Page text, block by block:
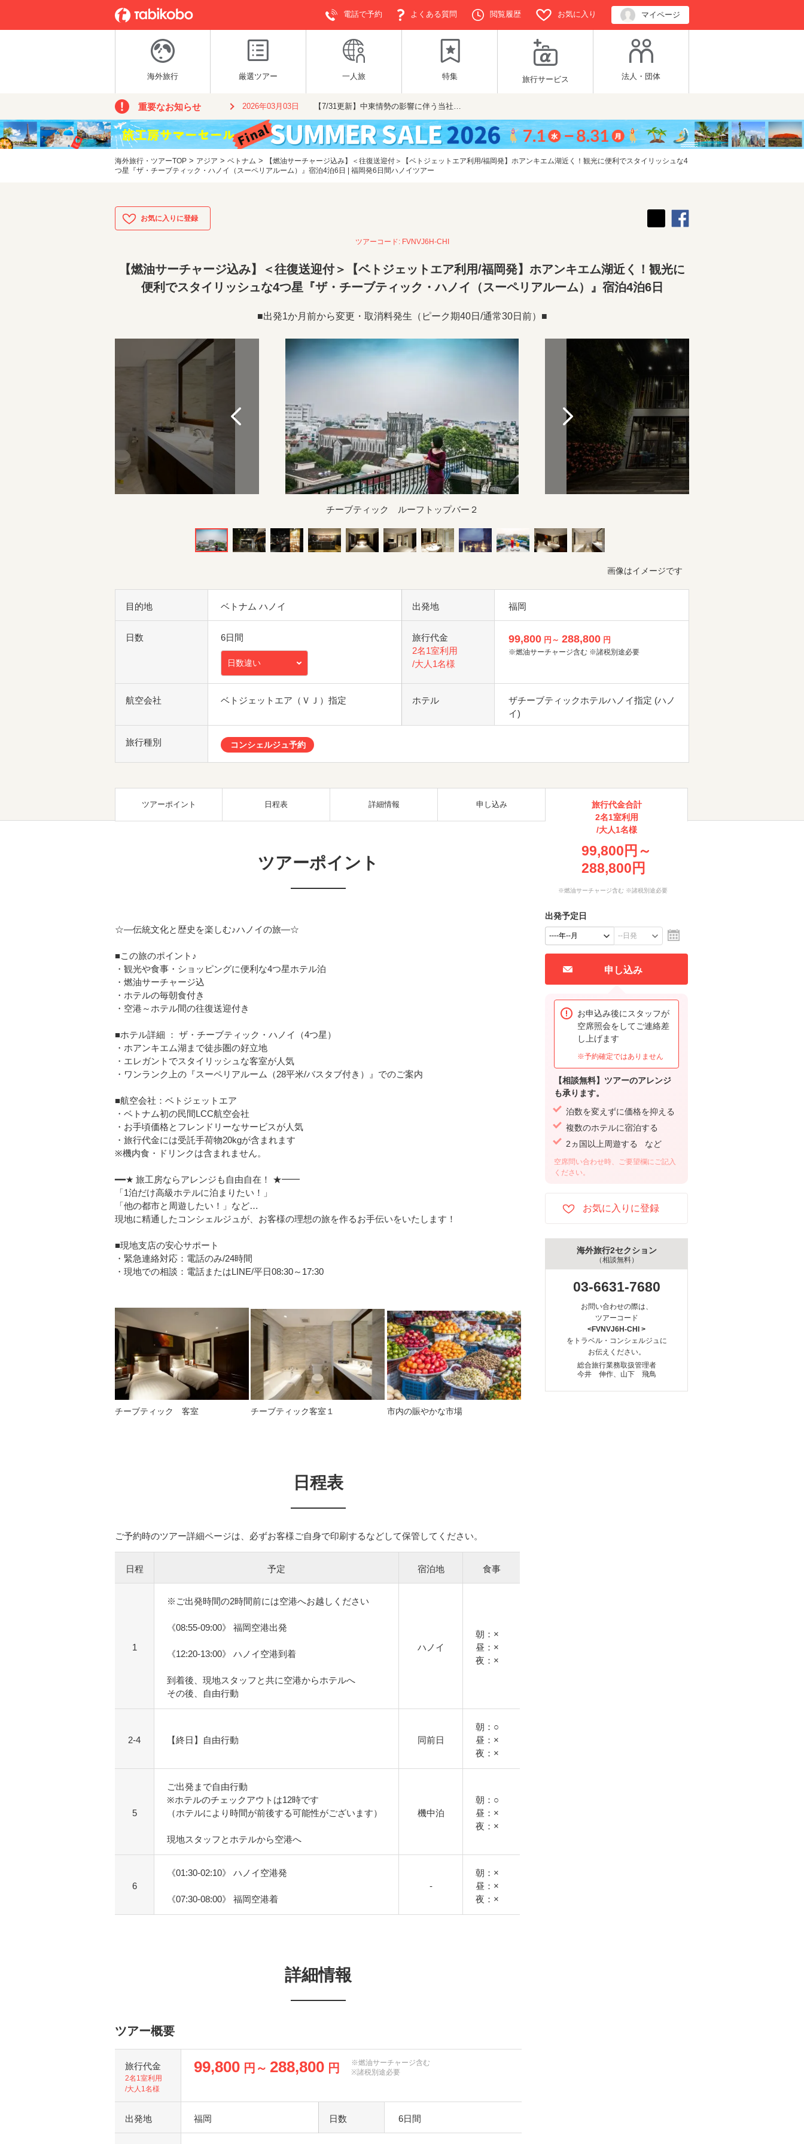
電話で予約 よくある質問 閲覧履歴 お気に入り マイページ
海外旅行 厳選ツアー 一人旅 特集 旅行サービス 法人・団体
重要なお知らせ 2026年03月03日 【7/31更新】中東情勢の影響に伴う当社…
海外旅行・ツアーTOP > アジア > ベトナム >
【燃油サーチャージ込み】＜往復送迎付＞【ベトジェットエア利用/福岡発】ホアンキエム湖近く！観光に便利でスタイリッシュな4
つ星『ザ・チーブティック・ハノイ（スーペリアルーム）』宿泊4泊6日 | 福岡発6日間ハノイツアー
ツアーコード: FVNVJ6H-CHI
【燃油サーチャージ込み】＜往復送迎付＞【ベトジェットエア利用/福岡発】ホアンキエム湖近く！観光に
便利でスタイリッシュな4つ星『ザ・チーブティック・ハノイ（スーペリアルーム）』宿泊4泊6日
■出発1か月前から変更・取消料発生（ピーク期40日/通常30日前）■
チーブティック ルーフトップバー２
画像はイメージです
目的地 ベトナム ハノイ 出発地 福岡
日数 6日間
日数違い
旅行代金
2名1室利用
/大人1名様
99,800 円～ 288,800 円
※燃油サーチャージ含む ※諸税別途必要
航空会社 ベトジェットエア（ＶＪ）指定 ホテル
ザチーブティックホテルハノイ指定 (ハノ
イ)
旅行種別 コンシェルジュ予約
ツアーポイント 日程表 詳細情報 申し込み
ツアーポイント
☆―伝統文化と歴史を楽しむ♪ハノイの旅―☆
■この旅のポイント♪
・観光や食事・ショッピングに便利な4つ星ホテル泊
・燃油サーチャージ込
・ホテルの毎朝食付き
・空港～ホテル間の往復送迎付き
■ホテル詳細 ： ザ・チーブティック・ハノイ（4つ星）
・ホアンキエム湖まで徒歩圏の好立地
・エレガントでスタイリッシュな客室が人気
・ワンランク上の『スーペリアルーム（28平米/バスタブ付き）』でのご案内
■航空会社：ベトジェットエア
・ベトナム初の民間LCC航空会社
・お手頃価格とフレンドリーなサービスが人気
・旅行代金には受託手荷物20kgが含まれます
※機内食・ドリンクは含まれません。
━━★ 旅工房ならアレンジも自由自在！ ★━━
「1泊だけ高級ホテルに泊まりたい！」
「他の都市と周遊したい！」など…
現地に精通したコンシェルジュが、お客様の理想の旅を作るお手伝いをいたします！
■現地支店の安心サポート
・緊急連絡対応：電話のみ/24時間
・現地での相談：電話またはLINE/平日08:30～17:30
チーブティック 客室 チーブティック客室１ 市内の賑やかな市場
日程表
ご予約時のツアー詳細ページは、必ずお客様ご自身で印刷するなどして保管してください。
日程 予定 宿泊地 食事
1
※ご出発時間の2時間前には空港へお越しください
《08:55-09:00》 福岡空港出発
《12:20-13:00》 ハノイ空港到着
到着後、現地スタッフと共に空港からホテルへ
その後、自由行動
ハノイ
朝：×
昼：×
夜：×
2-4 【終日】自由行動 同前日
朝：○
昼：×
夜：×
5
ご出発まで自由行動
※ホテルのチェックアウトは12時です
（ホテルにより時間が前後する可能性がございます）
現地スタッフとホテルから空港へ
機中泊
朝：○
昼：×
夜：×
6
《01:30-02:10》 ハノイ空港発
《07:30-08:00》 福岡空港着
-
朝：×
昼：×
夜：×
詳細情報
ツアー概要
旅行代金
2名1室利用
/大人1名様
99,800 円～ 288,800 円
※燃油サーチャージ含む
※諸税別途必要
出発地 福岡 日数 6日間
旅行代金合計
2名1室利用
/大人1名様
99,800円～
288,800円
※燃油サーチャージ含む ※諸税別途必要
出発予定日
申し込み
お申込み後にスタッフが
空席照会をしてご連絡差
し上げます
※予約確定ではありません
【相談無料】ツアーのアレンジ
も承ります。
泊数を変えずに価格を抑える
複数のホテルに宿泊する
2ヵ国以上周遊する など
空席問い合わせ時、ご要望欄にご記入
ください。
海外旅行2セクション
（相談無料）
03-6631-7680
お問い合わせの際は、
ツアーコード
<FVNVJ6H-CHI >
をトラベル・コンシェルジュに
お伝えください。
総合旅行業務取扱管理者
今井 伸作、山下 飛鳥